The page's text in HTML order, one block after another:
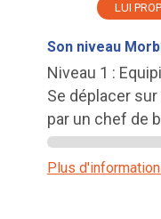
LUI
Son niveau
Niveau 1 :
Se déplacer
par un chef de
Plus